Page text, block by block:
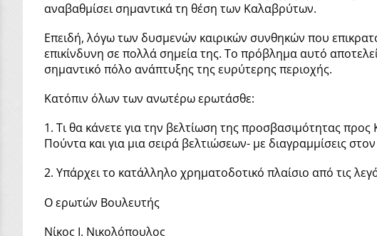
αναβαθµίσει σηµαντικά τη θέση των Καλαβρύτων.
Επειδή, λόγω των δυσμενών καιρικών συνθηκών που
επικίνδυνη σε πολλά σημεία της. Το πρόβλημα αυτό
σημαντικό πόλο ανάπτυξης της ευρύτερης περιοχής.
Κατόπιν όλων των ανωτέρω ερωτάσθε:
1. Τι θα κάνετε για την βελτίωση της προσβασιμότητας
Πούντα και για μια σειρά βελτιώσεων- με διαγραμμίσεις
2. Υπάρχει το κατάλληλο χρηματοδοτικό πλαίσιο από τις
Ο ερωτών Βουλευτής
Νίκος Ι. Νικολόπουλος